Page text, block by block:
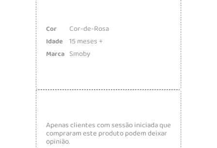
Cor Cor-de-Rosa
Idade 15 meses +
Marca Smoby
Apenas clientes com sessão iniciada que
compraram este produto podem deixar
opinião.